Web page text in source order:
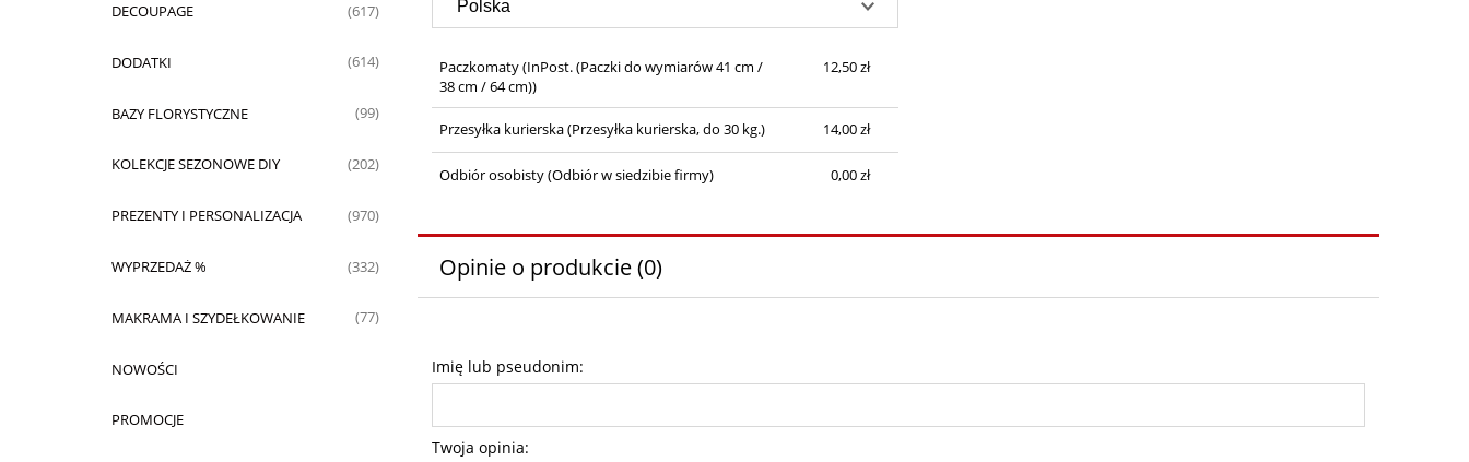
DECOUPAGE (617)
DODATKI (614)
BAZY FLORYSTYCZNE (99)
KOLEKCJE SEZONOWE DIY (202)
PREZENTY I PERSONALIZACJA (970)
WYPRZEDAŻ % (332)
MAKRAMA I SZYDEŁKOWANIE (77)
NOWOŚCI
PROMOCJE
Paczkomaty(InPost. (Paczki do wymiarów 41 cm /
38 cm / 64 cm))
12,50 zł
Przesyłka kurierska(Przesyłka kurierska, do 30 kg.) 14,00 zł
Odbiór osobisty(Odbiór w siedzibie firmy) 0,00 zł
Opinie o produkcie (0)
Imię lub pseudonim:
Twoja opinia: